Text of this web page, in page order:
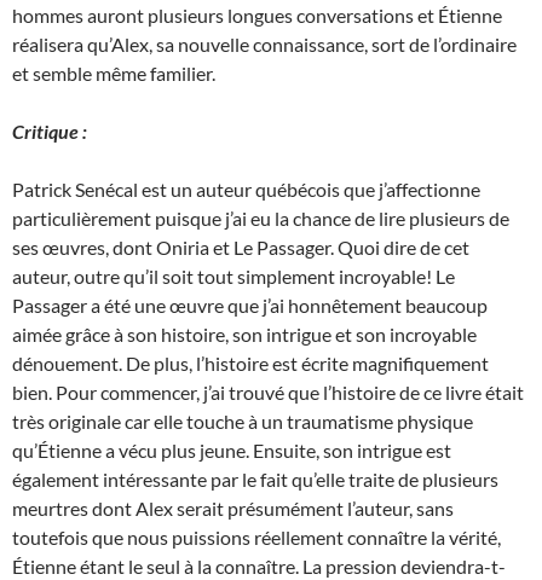
hommes auront plusieurs longues conversations et Étienne
réalisera qu’Alex, sa nouvelle connaissance, sort de l’ordinaire
et semble même familier.
Critique :
Patrick Senécal est un auteur québécois que j’affectionne
particulièrement puisque j’ai eu la chance de lire plusieurs de
ses œuvres, dont Oniria et Le Passager. Quoi dire de cet
auteur, outre qu’il soit tout simplement incroyable! Le
Passager a été une œuvre que j’ai honnêtement beaucoup
aimée grâce à son histoire, son intrigue et son incroyable
dénouement. De plus, l’histoire est écrite magnifiquement
bien. Pour commencer, j’ai trouvé que l’histoire de ce livre était
très originale car elle touche à un traumatisme physique
qu’Étienne a vécu plus jeune. Ensuite, son intrigue est
également intéressante par le fait qu’elle traite de plusieurs
meurtres dont Alex serait présumément l’auteur, sans
toutefois que nous puissions réellement connaître la vérité,
Étienne étant le seul à la connaître. La pression deviendra-t-